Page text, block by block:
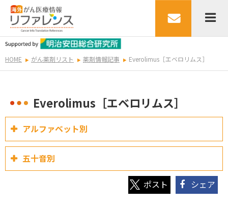
HOME がん薬剤リスト 薬剤情報記事 Everolimus［エベロリムス］
Everolimus［エベロリムス］
アルファベット別
五十音別
シェア